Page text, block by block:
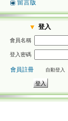
留言版
登入
會員名稱
登入密碼
會員註冊 自動登入